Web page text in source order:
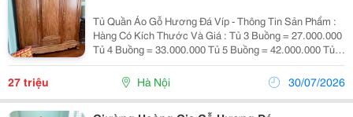
Tủ Quần Áo Gỗ Hương Đá Víp - Thông Tin Sản Phẩm :
Hàng Có Kích Thước Và Giá : Tủ 3 Buồng = 27.000.000
Tủ 4 Buồng = 33.000.000 Tủ 5 Buồng = 42.000.000 Tủ 6
Buồng = 52.000.000 Giá Bán Đã Bao Gồm Sơn Pu Hoặc
Đánh Vecni ~~~ ≫≫≫ Lợi Ích Khi Mua
27 triệu Hà Nội 30/07/2026